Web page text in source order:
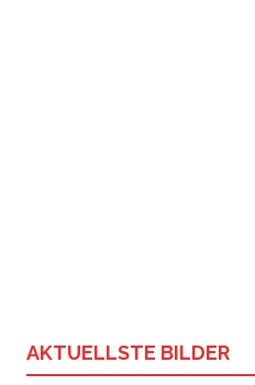
AKTUELLSTE BILDER